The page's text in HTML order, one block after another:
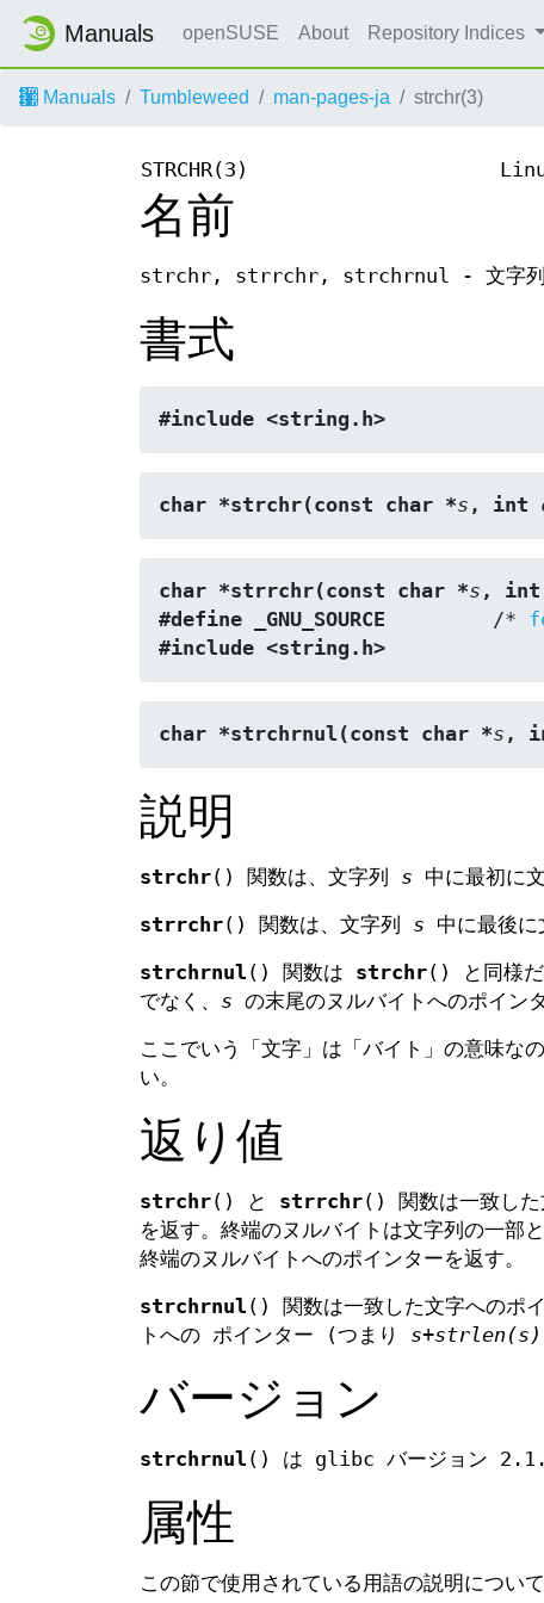
Manuals openSUSE About Repository Indices
Manuals Tumbleweed man-pages-ja strchr(3)
STRCHR(3)
名前
strchr, strrchr, strchrnul - 文字列中
書式
#include <string.h>
char *strchr(const char *s , int
char *strrchr(const char *s , int
#define _GNU_SOURCE
         /*
#include <string.h>
char *strchrnul(const char *s ,
説明
strchr() 関数は、文字列 s 中に最初に
strrchr() 関数は、文字列 s 中に最後に
strchrnul () 関数は strchr() と同様
でなく、 s の末尾のヌルバイトへのポイン
ここでいう「文字」は「バイト」の意味な
い。
返り値
strchr() と strrchr() 関数は一致した
を返す。終端のヌルバイトは文字列の一部
終端のヌルバイトへのポインターを返す。
strchrnul () 関数は一致した文字へのポ
トへの ポインター (つまり s+strlen(s)
バージョン
strchrnul () は glibc バージョン 2.1.1
属性
この節で使用されている用語の説明につい